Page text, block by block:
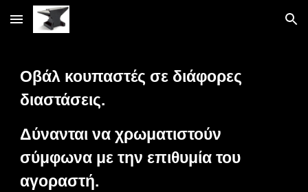
Skip to main content Skip to navigation
Οβάλ κουπαστές σε διάφορες
διαστάσεις.
Δύνανται να χρωματιστούν
σύμφωνα με την επιθυμία του
αγοραστή.